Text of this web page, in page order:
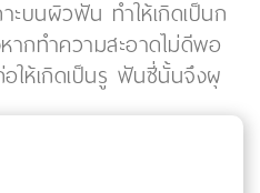
ะบนผิวฟัน ทำให้เกิดเป็นก
กทำความสะอาดไม่ดีพอ
ให้เกิดเป็นรู ฟันซี่นั้นจึงผุ